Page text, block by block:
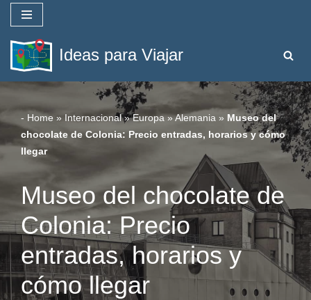
Saltar
al
contenido
Ideas para Viajar
- Home » Internacional»Europa»Alemania » Museo del
chocolate de Colonia: Precio entradas, horarios y cómo
llegar
Museo del chocolate de
Colonia: Precio
entradas, horarios y
cómo llegar